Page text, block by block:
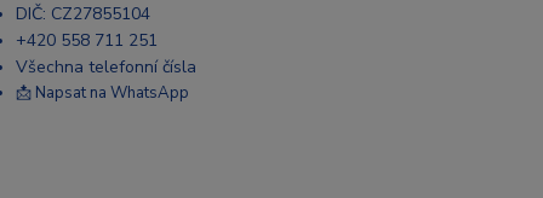
DIČ: CZ27855104
+420 558 711 251
Všechna telefonní čísla
📩 Napsat na WhatsApp